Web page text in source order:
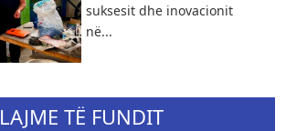
suksesit dhe inovacionit
në...
LAJME TË FUNDIT